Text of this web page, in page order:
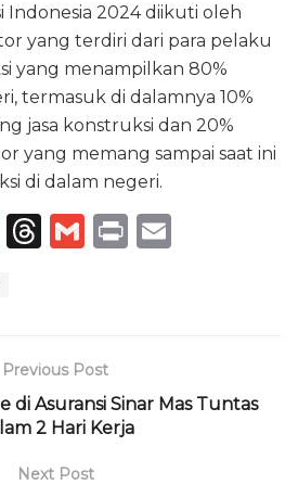
Indonesia 2024 diikuti oleh
yang terdiri dari para pelaku
yang menampilkan 80%
termasuk di dalamnya 10%
jasa konstruksi dan 20%
yang memang sampai saat ini
di dalam negeri.
T
ra
T
d
s
G P
Previous Post
di Asuransi Sinar Mas Tuntas
2 Hari Kerja
Next Post